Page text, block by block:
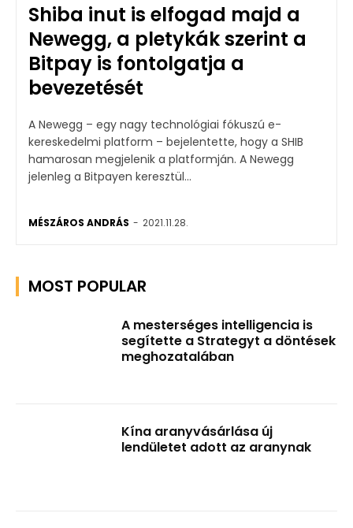
Shiba inut is elfogad majd a
Newegg, a pletykák szerint a
Bitpay is fontolgatja a
bevezetését
A Newegg – egy nagy technológiai fókuszú e-
kereskedelmi platform – bejelentette, hogy a SHIB
hamarosan megjelenik a platformján. A Newegg
jelenleg a Bitpayen keresztül...
MÉSZÁROS ANDRÁS - 2021.11.28.
MOST POPULAR
A mesterséges intelligencia is
segítette a Strategyt a döntések
meghozatalában
Kína aranyvásárlása új
lendületet adott az aranynak